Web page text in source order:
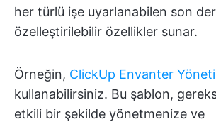
her türlü işe uyarlanabilen son
özelleştirilebilir özellikler sunar.
Örneğin, ClickUp Envanter
kullanabilirsiniz. Bu şablon,
etkili bir şekilde yönetmenize ve